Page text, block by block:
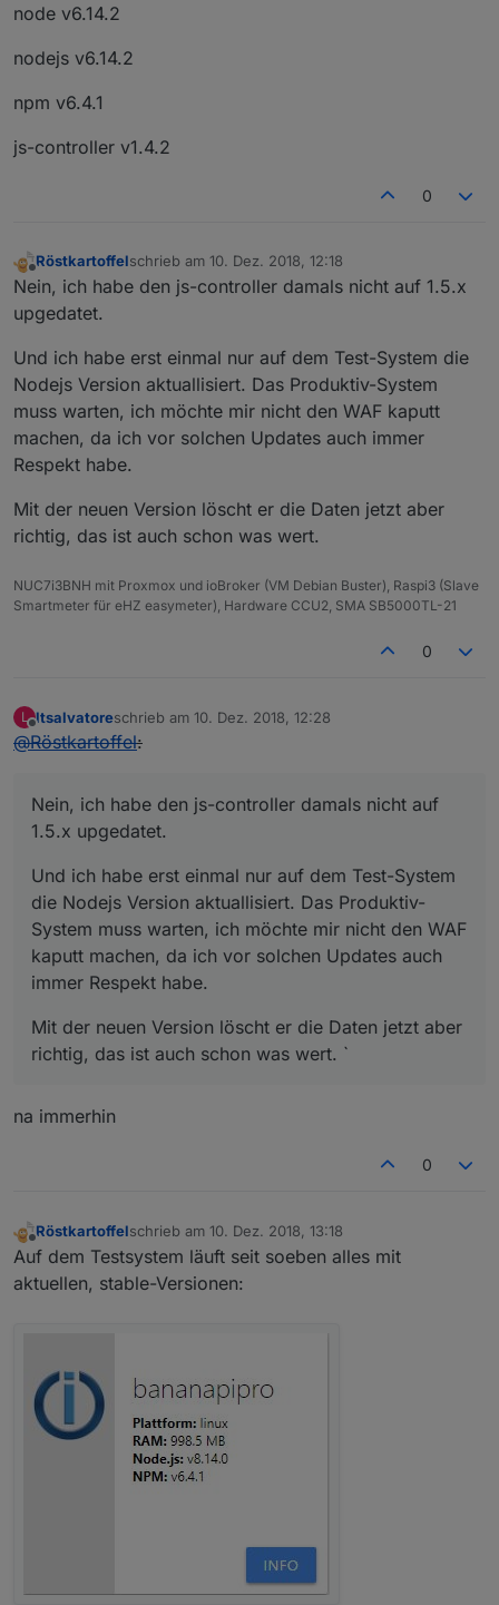
node v6.14.2
nodejs v6.14.2
npm v6.4.1
js-controller v1.4.2
0
Offline
Röstkartoffelschrieb am 10. Dez. 2018, 12:18
zuletzt editiert von
Nein, ich habe den js-controller damals nicht auf 1.5.x
upgedatet.
Und ich habe erst einmal nur auf dem Test-System die
Nodejs Version aktuallisiert. Das Produktiv-System
muss warten, ich möchte mir nicht den WAF kaputt
machen, da ich vor solchen Updates auch immer
Respekt habe.
Mit der neuen Version löscht er die Daten jetzt aber
richtig, das ist auch schon was wert.
NUC7i3BNH mit Proxmox und ioBroker (VM Debian Buster), Raspi3 (Slave
Smartmeter für eHZ easymeter), Hardware CCU2, SMA SB5000TL-21
0
L
Offline
ltsalvatoreschrieb am 10. Dez. 2018, 12:28
zuletzt editiert von
@Röstkartoffel:
Nein, ich habe den js-controller damals nicht auf
1.5.x upgedatet.
Und ich habe erst einmal nur auf dem Test-System
die Nodejs Version aktuallisiert. Das Produktiv-
System muss warten, ich möchte mir nicht den WAF
kaputt machen, da ich vor solchen Updates auch
immer Respekt habe.
Mit der neuen Version löscht er die Daten jetzt aber
richtig, das ist auch schon was wert. `
na immerhin
0
Offline
Röstkartoffelschrieb am 10. Dez. 2018, 13:18
zuletzt editiert von
Auf dem Testsystem läuft seit soeben alles mit
aktuellen, stable-Versionen: